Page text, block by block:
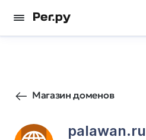
Магазин доменов
palawan.ru